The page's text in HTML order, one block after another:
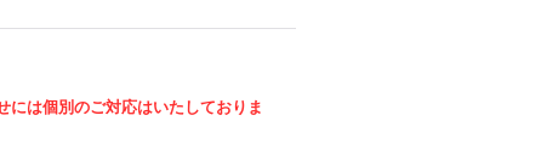
には個別のご対応はいたしておりま